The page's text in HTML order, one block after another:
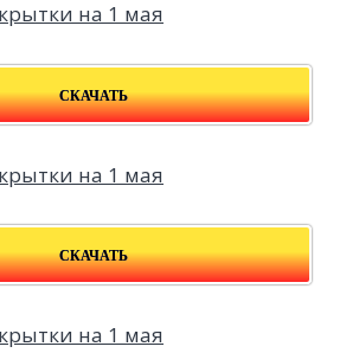
СКАЧАТЬ
СКАЧАТЬ